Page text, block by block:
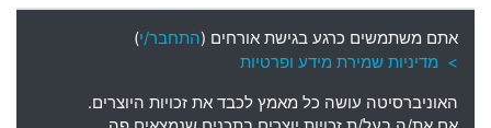
אתם משתמשים כרגע בגישת אורחים (התחבר/י)
> מדיניות שמירת מידע ופרטיות
האוניברסיטה עושה כל מאמץ לכבד את זכויות היוצרים.